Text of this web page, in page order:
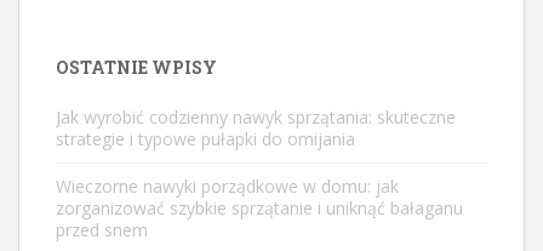
OSTATNIE WPISY
Jak wyrobić codzienny nawyk sprzątania: skuteczne
strategie i typowe pułapki do omijania
Wieczorne nawyki porządkowe w domu: jak
zorganizować szybkie sprzątanie i uniknąć bałaganu
przed snem